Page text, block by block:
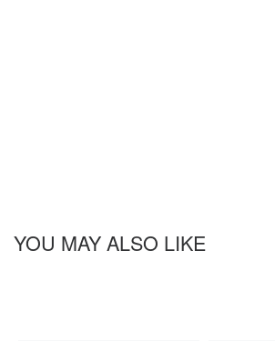
YOU MAY ALSO LIKE